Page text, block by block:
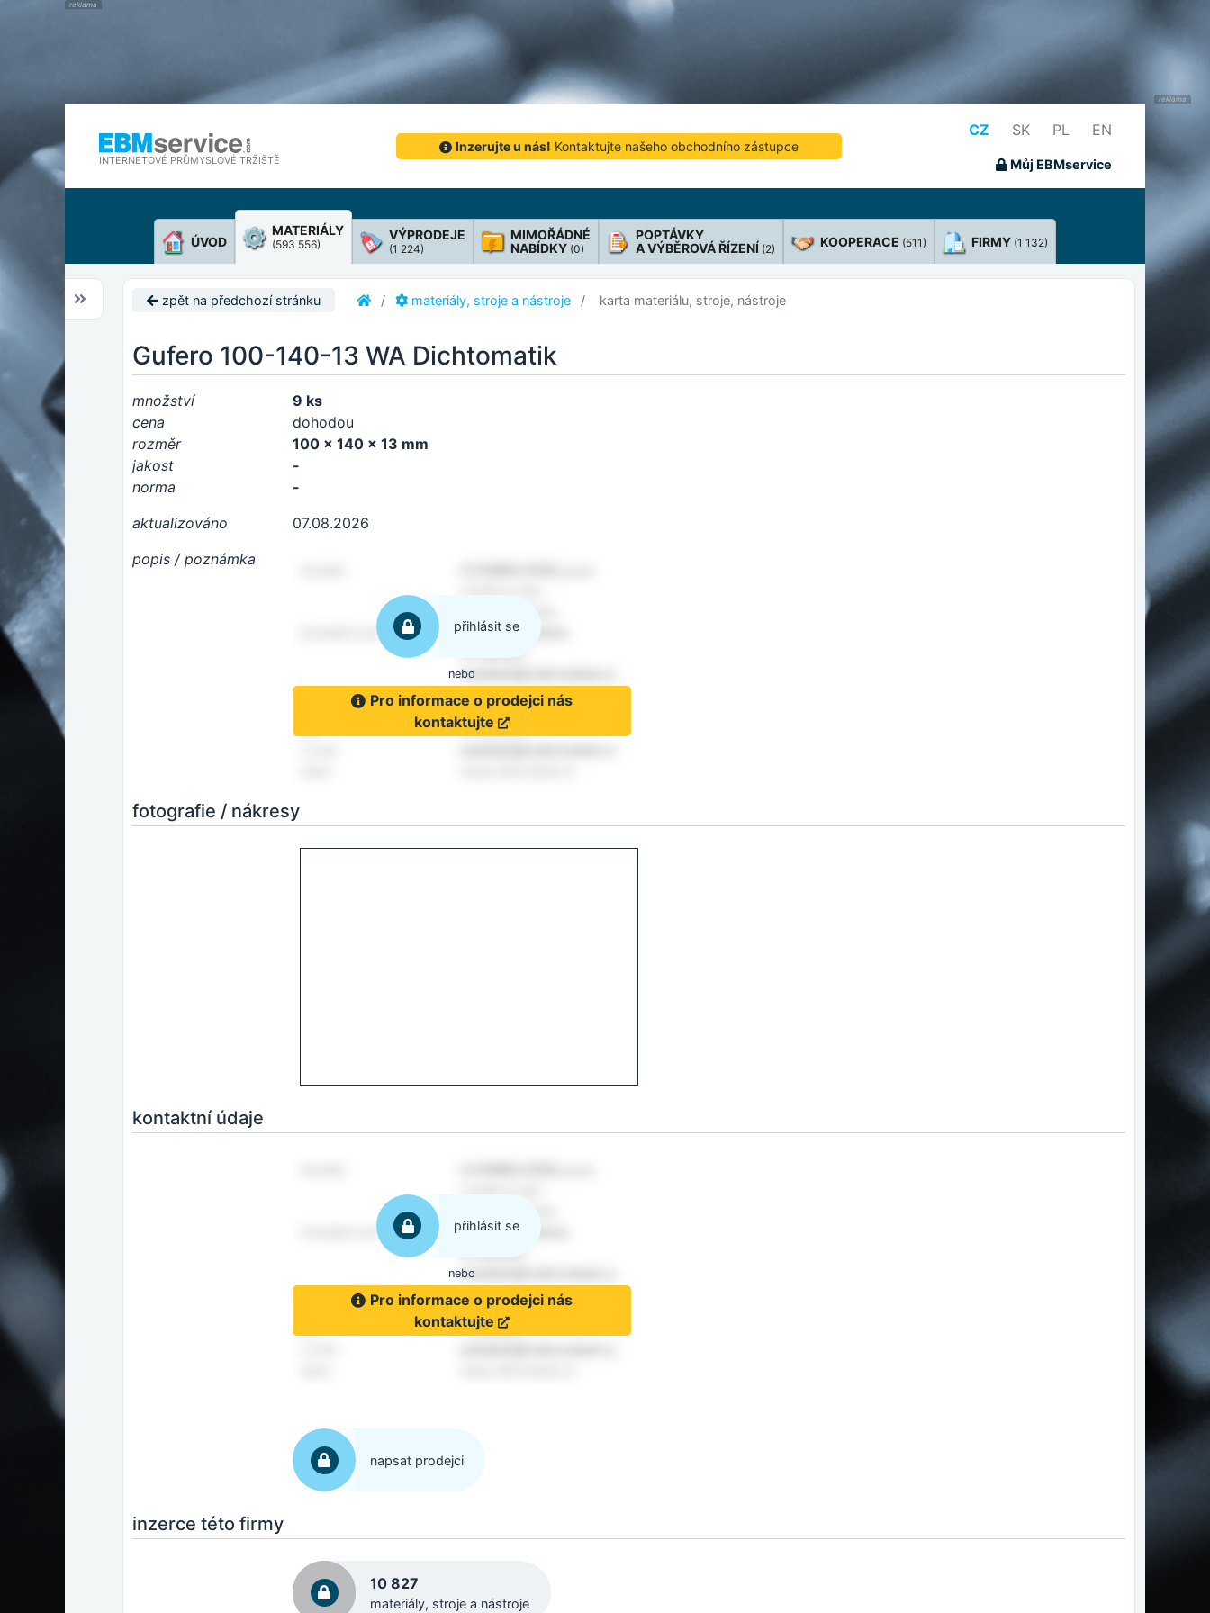
INTERNETOVÉ PRŮMYSLOVÉ TRŽIŠTĚ
Inzerujte u nás! Kontaktujte našeho obchodního zástupce
CZ SK PL EN
Můj EBMservice
ÚVOD
MATERIÁLY
(593 556)
VÝPRODEJE
(1 224)
MIMOŘÁDNÉ
NABÍDKY (0)
POPTÁVKY
A VÝBĚROVÁ ŘÍZENÍ (2) KOOPERACE (511) FIRMY (1 132)
zpět na předchozí stránku materiály, stroje a nástroje karta materiálu, stroje, nástroje
Gufero 100-140-13 WA Dichtomatik
množství
9 ks
cena
dohodou
rozměr
100 x 140 x 13 mm
jakost
-
norma
-
aktualizováno
07.08.2026
popis / poznámka
přihlásit se
nebo
Pro informace o prodejci nás
kontaktujte
fotografie / nákresy
kontaktní údaje
přihlásit se
nebo
Pro informace o prodejci nás
kontaktujte
napsat prodejci
inzerce této firmy
10 827
materiály, stroje a nástroje